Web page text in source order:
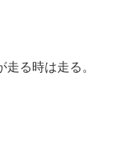
る時は走る。